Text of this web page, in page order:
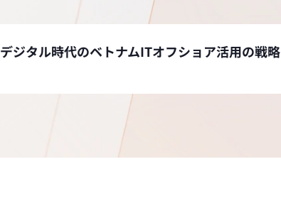
デジタル時代のベトナムITオフショア活用の戦略